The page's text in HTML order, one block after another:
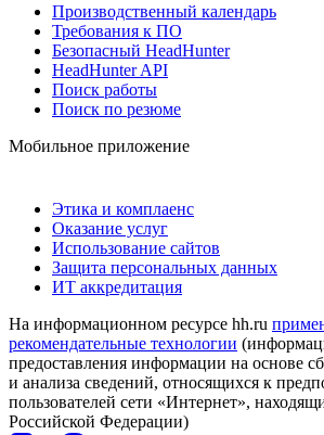
Производственный календарь
Требования к ПО
Безопасный HeadHunter
HeadHunter API
Поиск работы
Поиск по резюме
Мобильное приложение
Этика и комплаенс
Оказание услуг
Использование сайтов
Защита персональных данных
ИТ аккредитация
На информационном ресурсе hh.ru
рекомендательные технологии
предоставления информации на основе
и анализа сведений, относящихся к
пользователей сети «Интернет»,
Российской Федерации)